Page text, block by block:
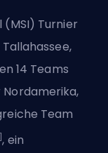
Turnier
14 Teams
Team
, ein